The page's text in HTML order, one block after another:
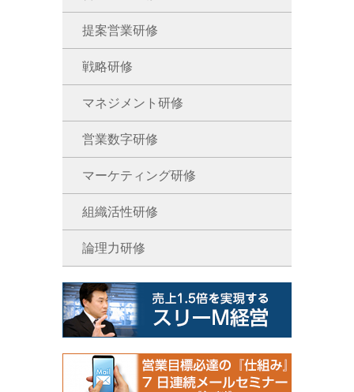
提案営業研修
戦略研修
マネジメント研修
営業数字研修
マーケティング研修
組織活性研修
論理力研修